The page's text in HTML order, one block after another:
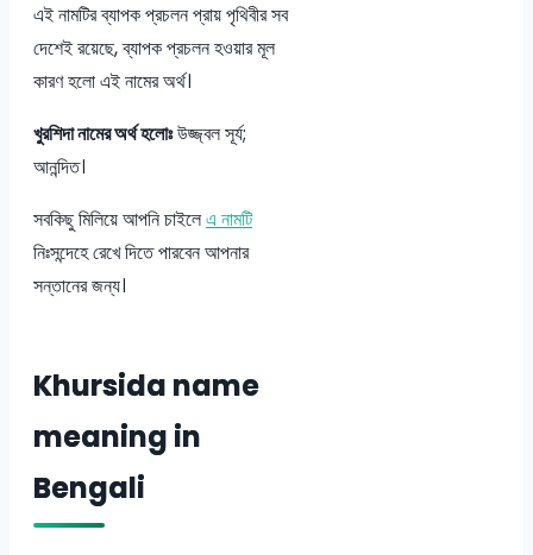
এই নামটির ব্যাপক প্রচলন প্রায় পৃথিবীর সব
দেশেই রয়েছে, ব্যাপক প্রচলন হওয়ার মূল
কারণ হলো এই নামের অর্থ।
খুরশিদা নামের অর্থ হলোঃউজ্জ্বল সূর্য;
আনন্দিত।
সবকিছু মিলিয়ে আপনি চাইলেএ নামটি
নিঃসন্দেহে রেখে দিতে পারবেন আপনার
সন্তানের জন্য।
Khursida name
meaning in
Bengali